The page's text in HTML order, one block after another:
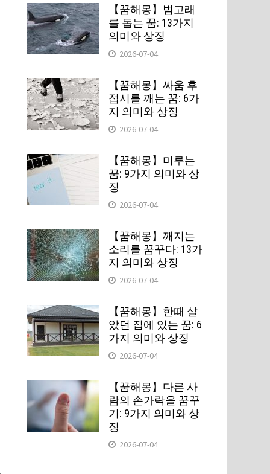
【꿈해몽】범고래
를 돕는 꿈: 13가지
의미와 상징
2026-07-04
【꿈해몽】싸움 후
접시를 깨는 꿈: 6가
지 의미와 상징
2026-07-04
【꿈해몽】미루는
꿈: 9가지 의미와 상
징
2026-07-04
【꿈해몽】깨지는
소리를 꿈꾸다: 13가
지 의미와 상징
2026-07-04
【꿈해몽】한때 살
았던 집에 있는 꿈: 6
가지 의미와 상징
2026-07-04
【꿈해몽】다른 사
람의 손가락을 꿈꾸
기: 9가지 의미와 상
징
2026-07-04